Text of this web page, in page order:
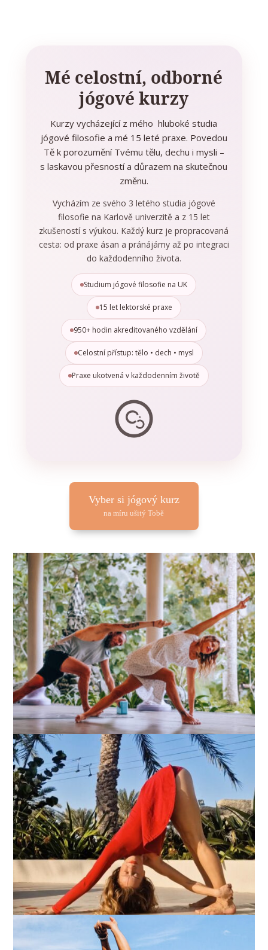
Mé celostní, odborné
jógové kurzy
Kurzy vycházející z mého hluboké studia
jógové filosofie a mé 15 leté praxe. Povedou
Tě k porozumění Tvému tělu, dechu i mysli –
s laskavou přesností a důrazem na skutečnou
změnu.
Vycházím ze svého 3 letého studia jógové
filosofie na Karlově univerzitě a z 15 let
zkušeností s výukou. Každý kurz je propracovaná
cesta: od praxe ásan a pránájámy až po integraci
do každodenního života.
Studium jógové filosofie na UK
15 let lektorské praxe
950+ hodin akreditovaného vzdělání
Celostní přístup: tělo • dech • mysl
Praxe ukotvená v každodenním životě
Vyber si jógový kurz
na míru ušitý Tobě